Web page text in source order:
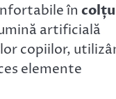
în
artificială
copiilor,
elemente